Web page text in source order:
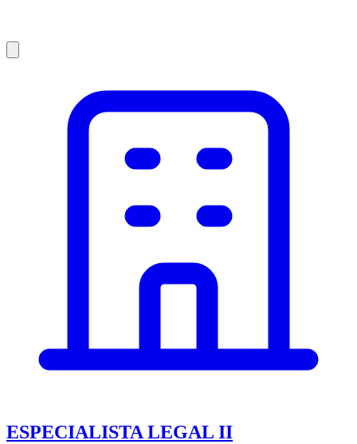
ESPECIALISTA LEGAL II